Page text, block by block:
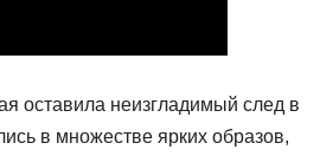
оставила неизгладимый след в
в множестве ярких образов,